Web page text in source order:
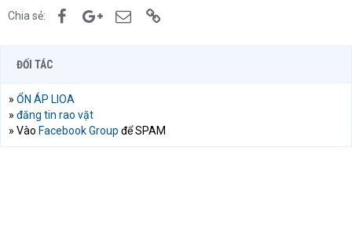
Chia sẻ: FacebookGoogle+Email
ĐỐI TÁC
» ỔN ÁP LIOA
» đăng tin rao vặt
» Vào Facebook Group để SPAM